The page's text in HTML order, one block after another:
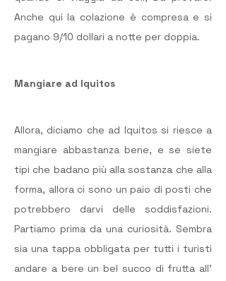
Anche qui la colazione è compresa e si
pagano 9/10 dollari a notte per doppia.
Mangiare ad Iquitos
Allora, diciamo che ad Iquitos si riesce a
mangiare abbastanza bene, e se siete
tipi che badano più alla sostanza che alla
forma, allora ci sono un paio di posti che
potrebbero darvi delle soddisfazioni.
Partiamo prima da una curiosità. Sembra
sia una tappa obbligata per tutti i turisti
andare a bere un bel succo di frutta all’